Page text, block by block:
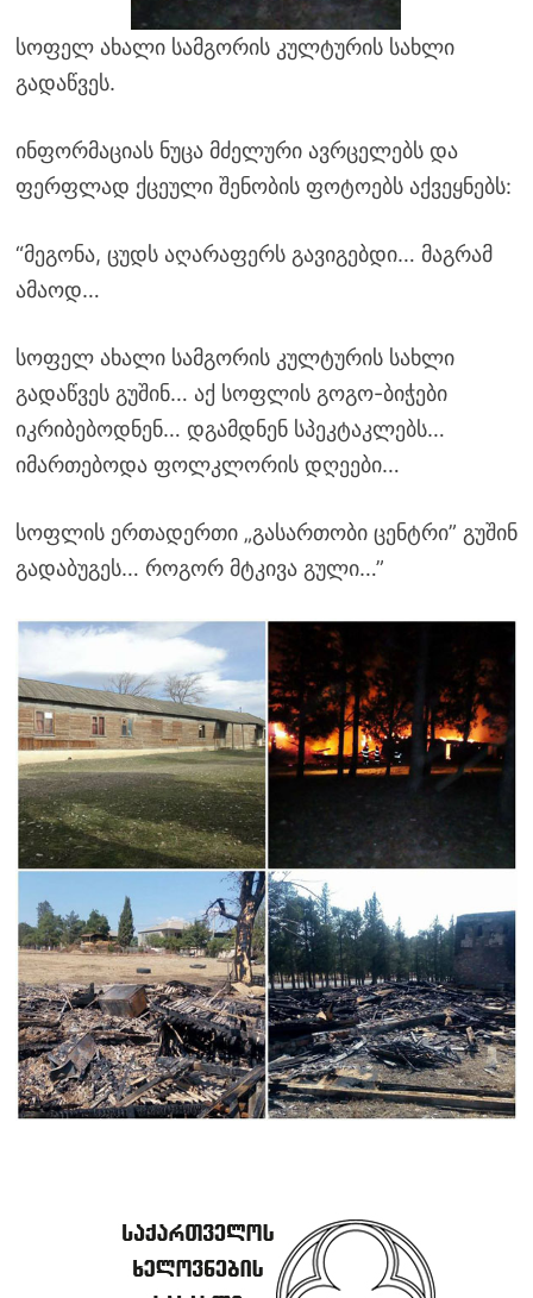
სოფელ ახალი სამგორის კულტურის სახლი
გადაწვეს.
ინფორმაციას ნუცა მძელური ავრცელებს და
ფერფლად ქცეული შენობის ფოტოებს აქვეყნებს:
“მეგონა, ცუდს აღარაფერს გავიგებდი… მაგრამ
ამაოდ…
სოფელ ახალი სამგორის კულტურის სახლი
გადაწვეს გუშინ… აქ სოფლის გოგო-ბიჭები
იკრიბებოდნენ… დგამდნენ სპეკტაკლებს…
იმართებოდა ფოლკლორის დღეები…
სოფლის ერთადერთი „გასართობი ცენტრი” გუშინ
გადაბუგეს… როგორ მტკივა გული…”